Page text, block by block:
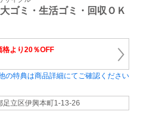
ゴミ・生活ゴミ・回収ＯＫ
格より20％OFF
の特典は商品詳細にてご確認ください
足立区伊興本町1-13-26